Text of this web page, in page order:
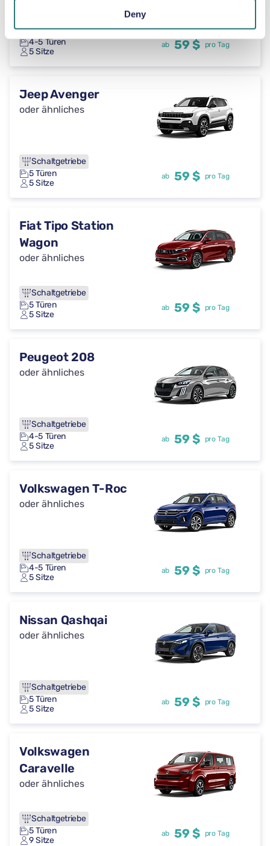
Deny
Schaltgetriebe
4-5 Türen
5 Sitze
ab 59 $ pro Tag
Jeep Avenger
oder ähnliches
Schaltgetriebe
5 Türen
5 Sitze
ab 59 $ pro Tag
Fiat Tipo Station
Wagon
oder ähnliches
Schaltgetriebe
5 Türen
5 Sitze
ab 59 $ pro Tag
Peugeot 208
oder ähnliches
Schaltgetriebe
4-5 Türen
5 Sitze
ab 59 $ pro Tag
Volkswagen T-Roc
oder ähnliches
Schaltgetriebe
4-5 Türen
5 Sitze
ab 59 $ pro Tag
Nissan Qashqai
oder ähnliches
Schaltgetriebe
5 Türen
5 Sitze
ab 59 $ pro Tag
Volkswagen
Caravelle
oder ähnliches
Schaltgetriebe
5 Türen
9 Sitze
ab 59 $ pro Tag